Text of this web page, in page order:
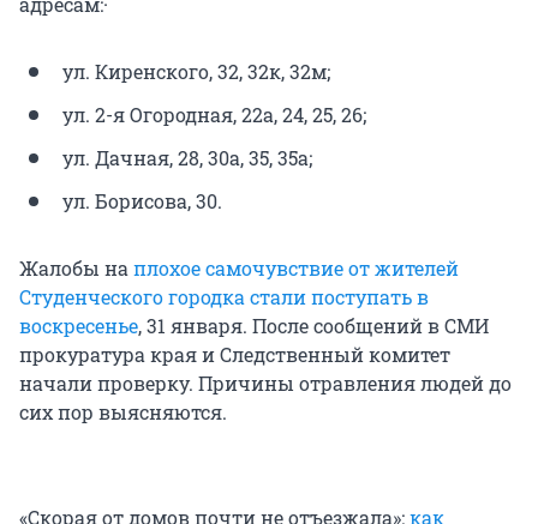
ул. Киренского, 32, 32к, 32м;
ул. 2-я Огородная, 22а, 24, 25, 26;
ул. Дачная, 28, 30а, 35, 35а;
ул. Борисова, 30.
Жалобы наплохое самочувствие от жителей
Студенческого городка стали поступать в
воскресенье, 31 января. После сообщений в СМИ
прокуратура края и Следственный комитет
начали проверку. Причины отравления людей до
сих пор выясняются.
«Скорая от домов почти не отъезжала»:как